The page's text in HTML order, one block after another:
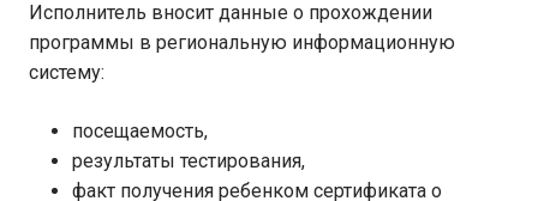
Исполнитель вносит данные о прохождении
программы в региональную информационную
систему:
посещаемость,
результаты тестирования,
факт получения ребенком сертификата о